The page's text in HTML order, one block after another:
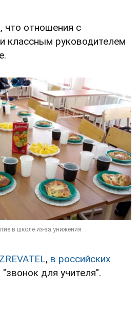
что отношения с
классным руководителем
, в российских
"звонок для учителя".